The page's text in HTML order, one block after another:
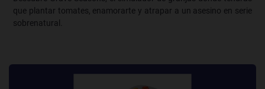
que plantar tomates, enamorarte y atrapar a un asesino en serie
sobrenatural.